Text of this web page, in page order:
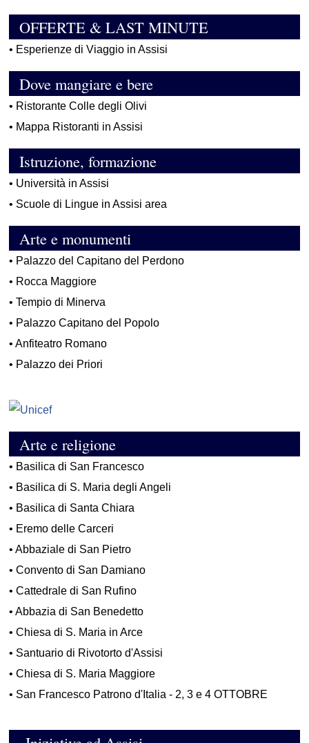
OFFERTE & LAST MINUTE
• Esperienze di Viaggio in Assisi
Dove mangiare e bere
• Ristorante Colle degli Olivi
• Mappa Ristoranti in Assisi
Istruzione, formazione
• Università in Assisi
• Scuole di Lingue in Assisi area
Arte e monumenti
• Palazzo del Capitano del Perdono
• Rocca Maggiore
•Tempio di Minerva
• Palazzo Capitano del Popolo
•Anfiteatro Romano
• Palazzo dei Priori
Arte e religione
• Basilica di San Francesco
• Basilica di S. Maria degli Angeli
• Basilica di Santa Chiara
• Eremo delle Carceri
•Abbaziale di San Pietro
•Convento di San Damiano
•Cattedrale di San Rufino
•Abbazia di San Benedetto
•Chiesa di S. Maria in Arce
• Santuario di Rivotorto d'Assisi
•Chiesa di S. Maria Maggiore
• San Francesco Patrono d'Italia - 2, 3 e 4 OTTOBRE